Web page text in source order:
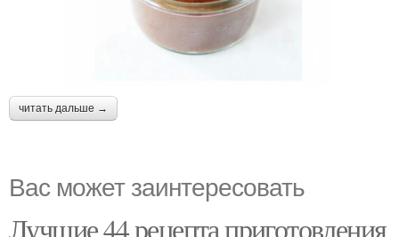
читать дальше →
Вас может заинтересовать
Лучшие 44 рецепта приготовления